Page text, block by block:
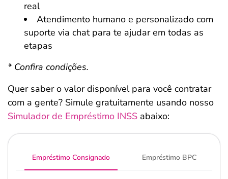
real
Atendimento humano e personalizado com
suporte via chat para te ajudar em todas as
etapas
* Confira condições.
Quer saber o valor disponível para você contratar
com a gente? Simule gratuitamente usando nosso
Simulador de Empréstimo INSS abaixo:
Empréstimo Consignado Empréstimo BPC